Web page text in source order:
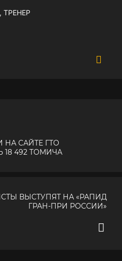
ТРЕНЕР
САЙТЕ ГТО
492 ТОМИЧА
ВЫСТУПЯТ НА «РАПИД
ГРАН-ПРИ РОССИИ»